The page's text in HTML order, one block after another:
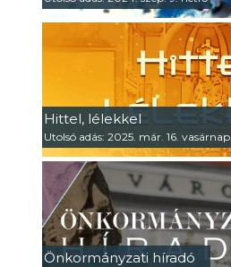
Hittel, lélekkel
Utolsó adás: 2025. már. 16. vasárnap
Önkormányzati híradó